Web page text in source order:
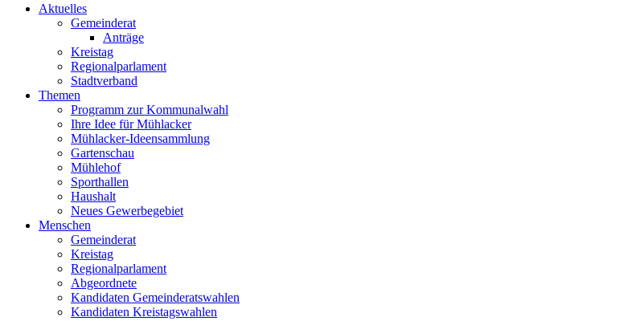
Aktuelles
Gemeinderat
Anträge
Kreistag
Regionalparlament
Stadtverband
Themen
Programm zur Kommunalwahl
Ihre Idee für Mühlacker
Mühlacker-Ideensammlung
Gartenschau
Mühlehof
Sporthallen
Haushalt
Neues Gewerbegebiet
Menschen
Gemeinderat
Kreistag
Regionalparlament
Abgeordnete
Kandidaten Gemeinderatswahlen
Kandidaten Kreistagswahlen